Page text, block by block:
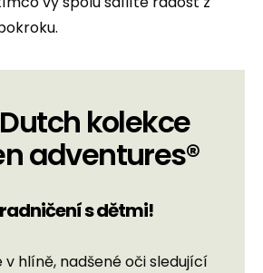
kolekce
adventures®
s dětmi!
hlíně, nadšené oči sledující